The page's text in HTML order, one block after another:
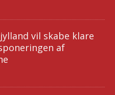
vil skabe klare
af